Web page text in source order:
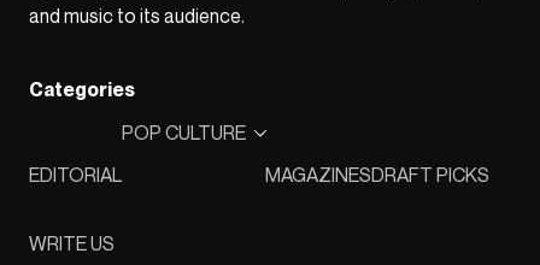
and music to its audience.
Categories
EDITORIAL
POP CULTURE
MAGAZINESDRAFT PICKS
WRITE US